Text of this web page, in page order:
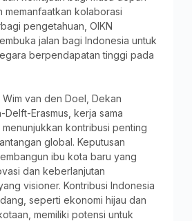
memanfaatkan kolaborasi
pengetahuan, OIKN
jalan bagi Indonesia untuk
berpendapatan tinggi pada
van den Doel, Dekan
Delft-Erasmus, kerja sama
kontribusi penting
global. Keputusan
ibu kota baru yang
dan keberlanjutan
visioner. Kontribusi Indonesia
seperti ekonomi hijau dan
memiliki potensi untuk